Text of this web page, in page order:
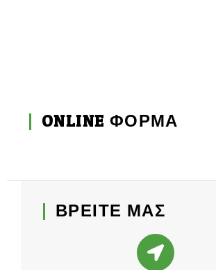
ONLINE ΦΟΡΜΑ
ΒΡΕΙΤΕ ΜΑΣ